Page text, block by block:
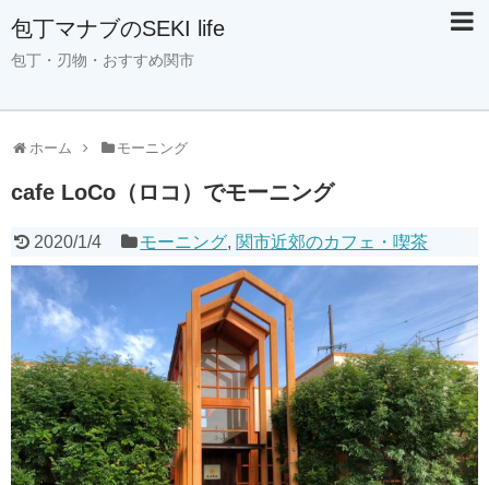
包丁マナブのSEKI life
包丁・刃物・おすすめ関市
ホーム モーニング
cafe LoCo（ロコ）でモーニング
2020/1/4 モーニング, 関市近郊のカフェ・喫茶